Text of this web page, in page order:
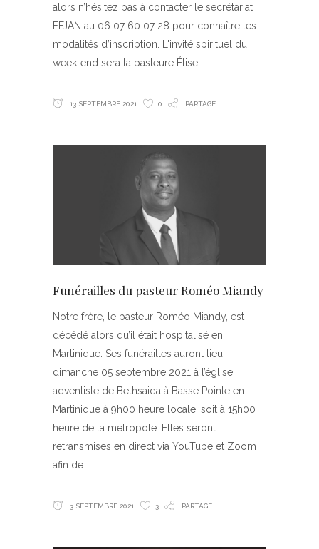
alors n’hésitez pas à contacter le secrétariat
FFJAN au 06 07 60 07 28 pour connaître les
modalités d’inscription. L'invité spirituel du
week-end sera la pasteure Élise
13 SEPTEMBRE 2021 0 PARTAGE
Funérailles du pasteur Roméo Miandy
Notre frère, le pasteur Roméo Miandy, est
décédé alors qu’il était hospitalisé en
Martinique. Ses funérailles auront lieu
dimanche 05 septembre 2021 à l’église
adventiste de Bethsaida à Basse Pointe en
Martinique à 9h00 heure locale, soit à 15h00
heure de la métropole. Elles seront
retransmises en direct via YouTube et Zoom
afin de
3 SEPTEMBRE 2021 3 PARTAGE